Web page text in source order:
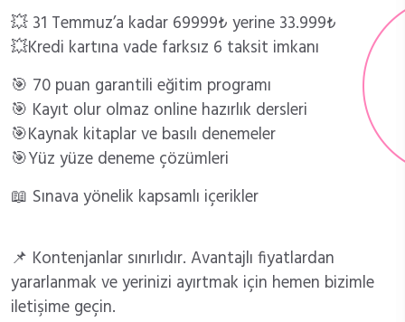
💥 31 Temmuz’a kadar 69999₺ yerine 33.999₺
💥Kredi kartına vade farksız 6 taksit imkanı
🎯 70 puan garantili eğitim programı
🎯 Kayıt olur olmaz online hazırlık dersleri
🎯Kaynak kitaplar ve basılı denemeler
🎯Yüz yüze deneme çözümleri
📖 Sınava yönelik kapsamlı içerikler
📌 Kontenjanlar sınırlıdır. Avantajlı fiyatlardan
yararlanmak ve yerinizi ayırtmak için hemen bizimle
iletişime geçin.